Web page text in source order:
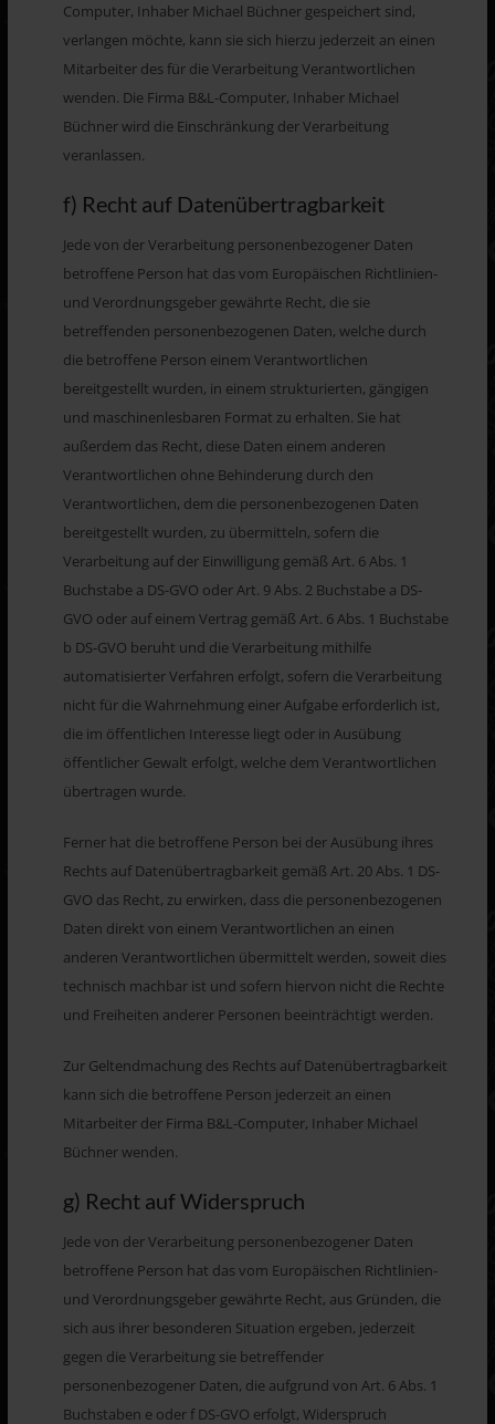
Computer, Inhaber Michael Büchner gespeichert sind,
verlangen möchte, kann sie sich hierzu jederzeit an einen
Mitarbeiter des für die Verarbeitung Verantwortlichen
wenden. Die Firma B&L-Computer, Inhaber Michael
Büchner wird die Einschränkung der Verarbeitung
veranlassen.
f) Recht auf Datenübertragbarkeit
Jede von der Verarbeitung personenbezogener Daten
betroffene Person hat das vom Europäischen Richtlinien-
und Verordnungsgeber gewährte Recht, die sie
betreffenden personenbezogenen Daten, welche durch
die betroffene Person einem Verantwortlichen
bereitgestellt wurden, in einem strukturierten, gängigen
und maschinenlesbaren Format zu erhalten. Sie hat
außerdem das Recht, diese Daten einem anderen
Verantwortlichen ohne Behinderung durch den
Verantwortlichen, dem die personenbezogenen Daten
bereitgestellt wurden, zu übermitteln, sofern die
Verarbeitung auf der Einwilligung gemäß Art. 6 Abs. 1
Buchstabe a DS-GVO oder Art. 9 Abs. 2 Buchstabe a DS-
GVO oder auf einem Vertrag gemäß Art. 6 Abs. 1 Buchstabe
b DS-GVO beruht und die Verarbeitung mithilfe
automatisierter Verfahren erfolgt, sofern die Verarbeitung
nicht für die Wahrnehmung einer Aufgabe erforderlich ist,
die im öffentlichen Interesse liegt oder in Ausübung
öffentlicher Gewalt erfolgt, welche dem Verantwortlichen
übertragen wurde.
Ferner hat die betroffene Person bei der Ausübung ihres
Rechts auf Datenübertragbarkeit gemäß Art. 20 Abs. 1 DS-
GVO das Recht, zu erwirken, dass die personenbezogenen
Daten direkt von einem Verantwortlichen an einen
anderen Verantwortlichen übermittelt werden, soweit dies
technisch machbar ist und sofern hiervon nicht die Rechte
und Freiheiten anderer Personen beeinträchtigt werden.
Zur Geltendmachung des Rechts auf Datenübertragbarkeit
kann sich die betroffene Person jederzeit an einen
Mitarbeiter der Firma B&L-Computer, Inhaber Michael
Büchner wenden.
g) Recht auf Widerspruch
Jede von der Verarbeitung personenbezogener Daten
betroffene Person hat das vom Europäischen Richtlinien-
und Verordnungsgeber gewährte Recht, aus Gründen, die
sich aus ihrer besonderen Situation ergeben, jederzeit
gegen die Verarbeitung sie betreffender
personenbezogener Daten, die aufgrund von Art. 6 Abs. 1
Buchstaben e oder f DS-GVO erfolgt, Widerspruch